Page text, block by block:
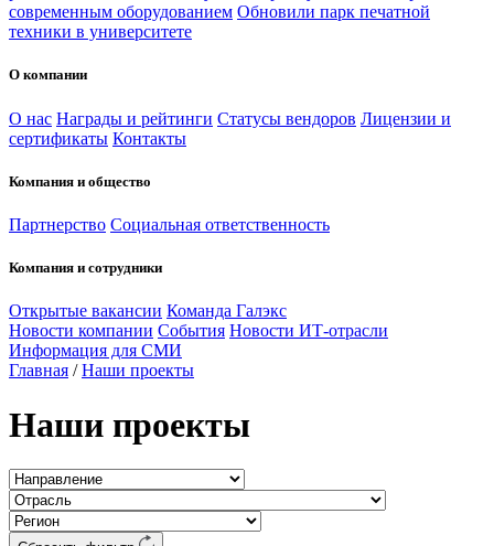
современным оборудованием Обновили парк печатной
техники в университете
О компании
О нас Награды и рейтинги Статусы вендоров Лицензии и
сертификаты Контакты
Компания и общество
Партнерство Социальная ответственность
Компания и сотрудники
Открытые вакансии Команда Галэкс
Новости компании События Новости ИТ-отрасли
Информация для СМИ
Главная / Наши проекты
Наши проекты